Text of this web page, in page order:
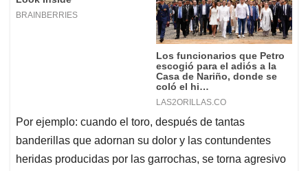
Por ejemplo: cuando el toro, después de tantas
banderillas que adornan su dolor y las contundentes
heridas producidas por las garrochas, se torna agresivo